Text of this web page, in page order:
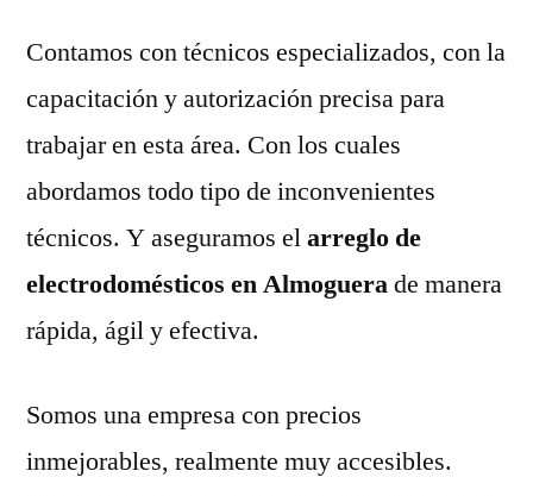
Contamos con técnicos especializados, con la
capacitación y autorización precisa para
trabajar en esta área. Con los cuales
abordamos todo tipo de inconvenientes
técnicos. Y aseguramos elarreglo de
electrodomésticos en Almoguerade manera
rápida, ágil y efectiva.
Somos una empresa con precios
inmejorables, realmente muy accesibles.